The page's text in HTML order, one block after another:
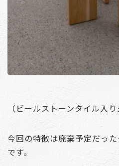
（ビールストーンタイル入り
今回の特徴は廃棄予定だっ
です。